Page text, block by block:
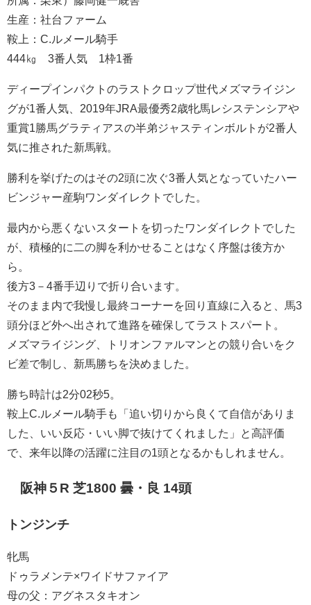
生産：社台ファーム
鞍上：C.ルメール騎手
444㎏ 3番人気 1枠1番
ディープインパクトのラストクロップ世代メズマライジン
グが1番人気、2019年JRA最優秀2歳牝馬レシステンシアや
重賞1勝馬グラティアスの半弟ジャスティンボルトが2番人
気に推された新馬戦。
勝利を挙げたのはその2頭に次ぐ3番人気となっていたハー
ビンジャー産駒ワンダイレクトでした。
最内から悪くないスタートを切ったワンダイレクトでした
が、積極的に二の脚を利かせることはなく序盤は後方か
ら。
後方3－4番手辺りで折り合います。
そのまま内で我慢し最終コーナーを回り直線に入ると、馬3
頭分ほど外へ出されて進路を確保してラストスパート。
メズマライジング、トリオンファルマンとの競り合いをク
ビ差で制し、新馬勝ちを決めました。
勝ち時計は2分02秒5。
鞍上C.ルメール騎手も「追い切りから良くて自信がありま
した、いい反応・いい脚で抜けてくれました」と高評価
で、来年以降の活躍に注目の1頭となるかもしれません。
阪神５R 芝1800 曇・良 14頭
トンジンチ
牝馬
ドゥラメンテ×ワイドサファイア
母の父：アグネスタキオン